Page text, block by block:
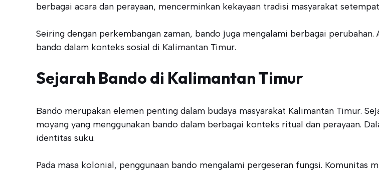
berbagai acara dan perayaan, mencerminkan kekayaan tradisi masyarakat
Seiring dengan perkembangan zaman, bando juga mengalami berbagai
bando dalam konteks sosial di Kalimantan Timur.
Sejarah Bando di Kalimantan Timur
Bando merupakan elemen penting dalam budaya masyarakat Kalimantan Timur.
moyang yang menggunakan bando dalam berbagai konteks ritual dan perayaan.
identitas suku.
Pada masa kolonial, penggunaan bando mengalami pergeseran fungsi. Komunitas